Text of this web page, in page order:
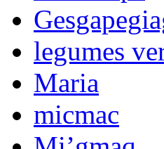
legumes
Maria
micmac